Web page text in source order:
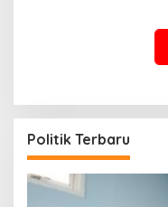
Politik Terbaru